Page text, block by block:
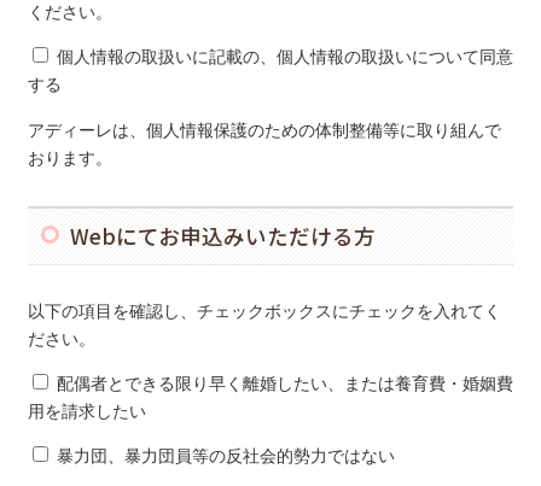
ください。
個人情報の取扱いに記載の、個人情報の取扱いについて同意
する
アディーレは、個人情報保護のための体制整備等に取り組んで
おります。
Webにてお申込みいただける方
以下の項目を確認し、チェックボックスにチェックを入れてく
ださい。
配偶者とできる限り早く離婚したい、または養育費・婚姻費
用を請求したい
暴力団、暴力団員等の反社会的勢力ではない